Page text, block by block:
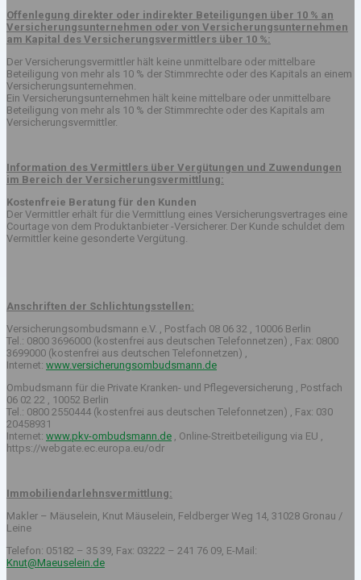
Offenlegung direkter oder indirekter Beteiligungen über 10 % an
Versicherungsunternehmen oder von Versicherungsunternehmen
am Kapital des Versicherungsvermittlers über 10 %:
Der Versicherungsvermittler hält keine unmittelbare oder mittelbare
Beteiligung von mehr als 10 % der Stimmrechte oder des Kapitals an einem
Versicherungsunternehmen.
Ein Versicherungsunternehmen hält keine mittelbare oder unmittelbare
Beteiligung von mehr als 10 % der Stimmrechte oder des Kapitals am
Versicherungsvermittler.
Information des Vermittlers über Vergütungen und Zuwendungen
im Bereich der Versicherungsvermittlung:
Kostenfreie Beratung für den Kunden
Der Vermittler erhält für die Vermittlung eines Versicherungsvertrages eine
Courtage von dem Produktanbieter -Versicherer. Der Kunde schuldet dem
Vermittler keine gesonderte Vergütung.
Anschriften der Schlichtungsstellen:
Versicherungsombudsmann e.V. , Postfach 08 06 32 , 10006 Berlin
Tel.: 0800 3696000 (kostenfrei aus deutschen Telefonnetzen) , Fax: 0800
3699000 (kostenfrei aus deutschen Telefonnetzen) ,
Internet: www.versicherungsombudsmann.de
Ombudsmann für die Private Kranken- und Pflegeversicherung , Postfach
06 02 22 , 10052 Berlin
Tel.: 0800 2550444 (kostenfrei aus deutschen Telefonnetzen) , Fax: 030
20458931
Internet: www.pkv-ombudsmann.de , Online-Streitbeteiligung via EU ,
https://webgate.ec.europa.eu/odr
Immobiliendarlehnsvermittlung:
Makler – Mäuselein, Knut Mäuselein, Feldberger Weg 14, 31028 Gronau /
Leine
Telefon: 05182 – 35 39, Fax: 03222 – 241 76 09, E-Mail:
Knut@Maeuselein.de